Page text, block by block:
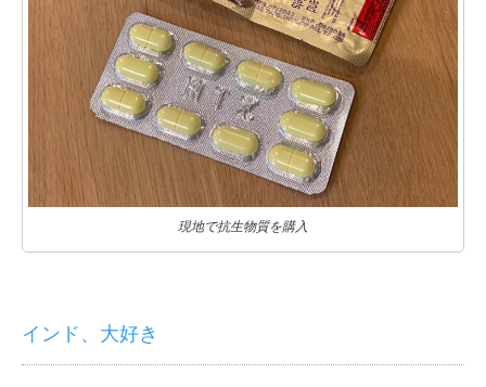
現地で抗生物質を購入
インド、大好き